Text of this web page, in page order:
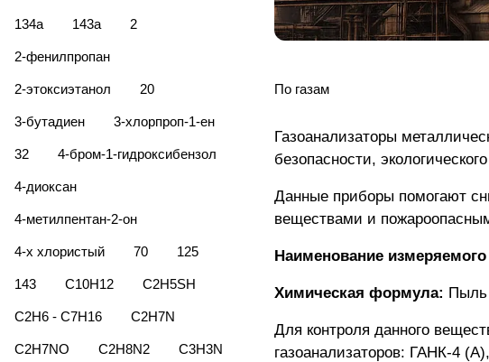
По газам
Газоанализаторы
безопасности,
Данные приборы помогают
веществами и
Наименование
Химическая формула: Пыль
Для контроля данного
газоанализаторов: ГАНК-4
134а 143а 2
2-фенилпропан
2-этоксиэтанол 20
3-бутадиен 3-хлорпроп-1-ен
32 4-бром-1-гидроксибензол
4-диоксан
4-метилпентан-2-он
4-х хлористый 70 125
143 C10H12 C2H5SH
C2H6 - C7H16 C2H7N
C2H7NO C2H8N2 C3H3N